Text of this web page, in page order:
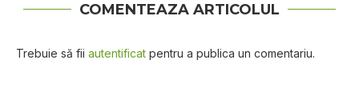
COMENTEAZA ARTICOLUL
Trebuie să fii autentificat pentru a publica un comentariu.